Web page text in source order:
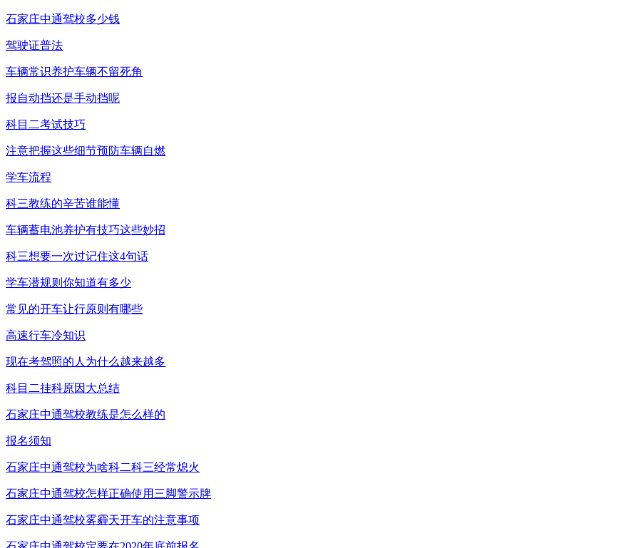
石家庄中通驾校多少钱
驾驶证普法
车辆常识养护车辆不留死角
报自动挡还是手动挡呢
科目二考试技巧
注意把握这些细节预防车辆自燃
学车流程
科三教练的辛苦谁能懂
车辆蓄电池养护有技巧这些妙招
科三想要一次过记住这4句话
学车潜规则你知道有多少
常见的开车让行原则有哪些
高速行车冷知识
现在考驾照的人为什么越来越多
科目二挂科原因大总结
石家庄中通驾校教练是怎么样的
报名须知
石家庄中通驾校为啥科二科三经常熄火
石家庄中通驾校怎样正确使用三脚警示牌
石家庄中通驾校雾霾天开车的注意事项